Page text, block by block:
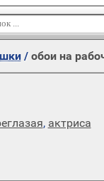
/ обои на
, актриса